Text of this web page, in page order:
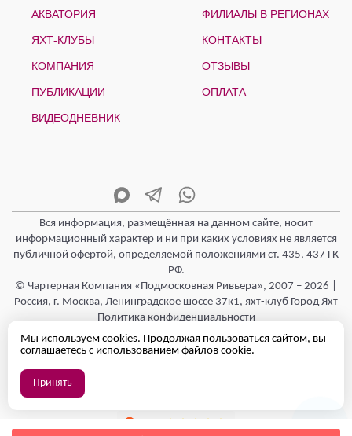
АКВАТОРИЯ
ЯХТ-КЛУБЫ
КОМПАНИЯ
ПУБЛИКАЦИИ
ВИДЕОДНЕВНИК
ФИЛИАЛЫ В РЕГИОНАХ
КОНТАКТЫ
ОТЗЫВЫ
ОПЛАТА
Вся информация, размещённая на данном сайте, носит
информационный характер и ни при каких условиях не является
публичной офертой, определяемой положениями ст. 435, 437 ГК
РФ.
© Чартерная Компания «Подмосковная Ривьера», 2007 – 2026 |
Россия, г. Москва, Ленинградское шоссе 37к1, яхт-клуб Город Яхт
Политика конфиденциальности
Согласие на обработку персональных данных
+7 495 543 84 13
Мы используем cookies. Продолжая пользоваться сайтом, вы
соглашаетесь с использованием файлов cookie.
Принять